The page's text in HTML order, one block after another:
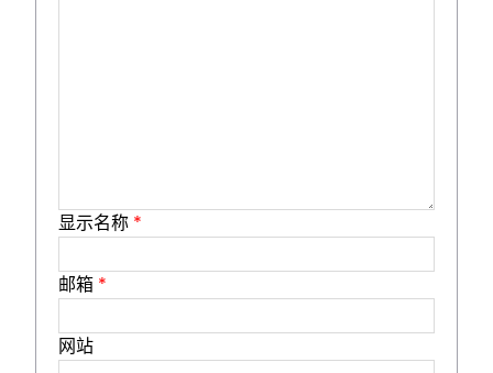
显示名称 *
邮箱 *
网站